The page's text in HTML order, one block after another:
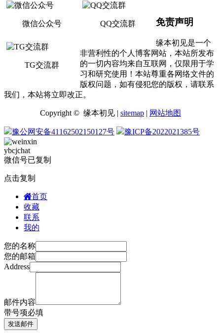
微信公众号 QQ交流群
TG交流群
免责声明
缘本初见是一个
非营利性的个人博客网站，本站所发布
的一切内容均来自互联网，仅限用于学
习和研究使用！本站尊重各网络文件的
版权问题，如有侵犯您的版权，请联系
我们，本站将立即改正。
Copyright © 缘本初见 | sitemap | 网站地图
豫公网安备41162502150127号 豫ICP备2022021385号
ybcjchat
微信号已复制
点击复制
首页
收藏
联系
我的
您的名称
您的邮箱
Address
邮件内容
带号项必填
发送邮件